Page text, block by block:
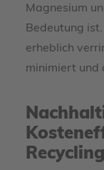
Magnesium
Bedeutung
erheblich
minimiert und